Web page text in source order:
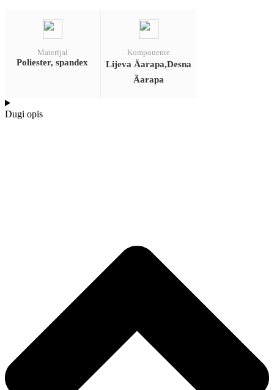
Materijal
Poliester, spandex
Komponente
Lijeva Äarapa,Desna
Äarapa
Dugi opis